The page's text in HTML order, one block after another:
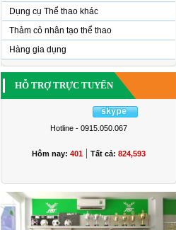
Dụng cụ Thể thao khác
Thảm cỏ nhân tạo thể thao
Hàng gia dụng
HỖ TRỢ TRỰC TUYẾN
Hotline - 0915.050.067
Hôm nay: 401 | Tất cả: 824,593